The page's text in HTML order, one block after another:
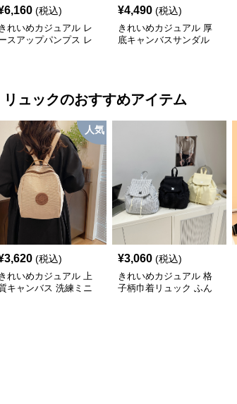
6,160 (税込)
きれいめカジュアル レ
スアップパンプス レ
¥4,490 (税込)
きれいめカジュアル 厚
底キャンバスサンダル
リュックのおすすめアイテム
人気
3,620 (税込)
きれいめカジュアル 上
キャンバス 洗練ミニ
¥3,060 (税込)
きれいめカジュアル 格
子柄巾着リュック ふん